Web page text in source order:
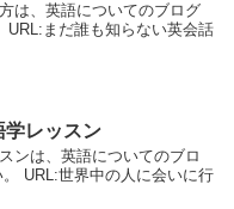
は、英語についてのブログ
URL:まだ誰も知らない英会話
学レッスン
ンは、英語についてのブロ
URL:世界中の人に会いに行